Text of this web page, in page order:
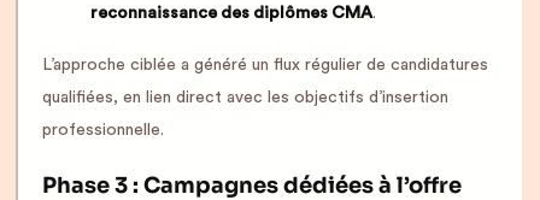
reconnaissance des diplômes CMA.
L’approche ciblée a généré un flux régulier de candidatures
qualifiées, en lien direct avec les objectifs d’insertion
professionnelle.
Phase 3 : Campagnes dédiées à l’offre